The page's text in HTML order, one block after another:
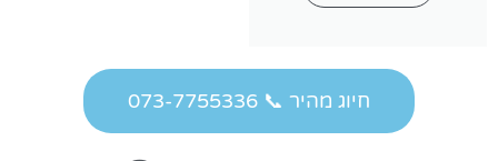
חיוג מהיר 📞 073-7755336